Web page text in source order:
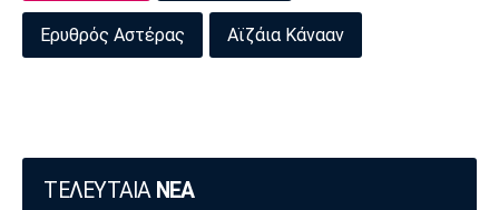
Ερυθρός Αστέρας Αϊζάια Κάνααν
ΤΕΛΕΥΤΑΙΑ ΝΕΑ